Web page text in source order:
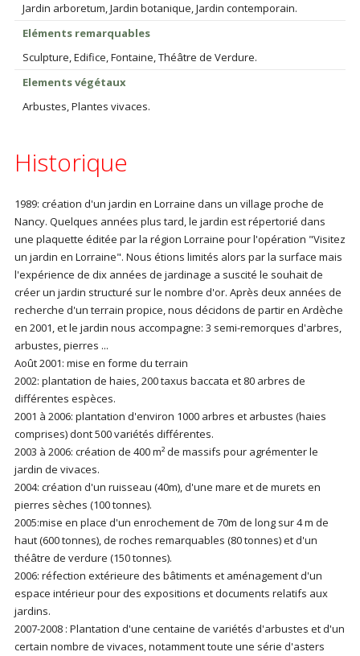
Jardin arboretum, Jardin botanique, Jardin contemporain.
Eléments remarquables
Sculpture, Edifice, Fontaine, Théâtre de Verdure.
Elements végétaux
Arbustes, Plantes vivaces.
Historique
1989: création d'un jardin en Lorraine dans un village proche de
Nancy. Quelques années plus tard, le jardin est répertorié dans
une plaquette éditée par la région Lorraine pour l'opération "Visitez
un jardin en Lorraine". Nous étions limités alors par la surface mais
l'expérience de dix années de jardinage a suscité le souhait de
créer un jardin structuré sur le nombre d'or. Après deux années de
recherche d'un terrain propice, nous décidons de partir en Ardèche
en 2001, et le jardin nous accompagne: 3 semi-remorques d'arbres,
arbustes, pierres ...
Août 2001: mise en forme du terrain
2002: plantation de haies, 200 taxus baccata et 80 arbres de
différentes espèces.
2001 à 2006: plantation d'environ 1000 arbres et arbustes (haies
comprises) dont 500 variétés différentes.
2003 à 2006: création de 400 m² de massifs pour agrémenter le
jardin de vivaces.
2004: création d'un ruisseau (40m), d'une mare et de murets en
pierres sèches (100 tonnes).
2005:mise en place d'un enrochement de 70m de long sur 4 m de
haut (600 tonnes), de roches remarquables (80 tonnes) et d'un
théâtre de verdure (150 tonnes).
2006: réfection extérieure des bâtiments et aménagement d'un
espace intérieur pour des expositions et documents relatifs aux
jardins.
2007-2008 : Plantation d'une centaine de variétés d'arbustes et d'un
certain nombre de vivaces, notamment toute une série d'asters